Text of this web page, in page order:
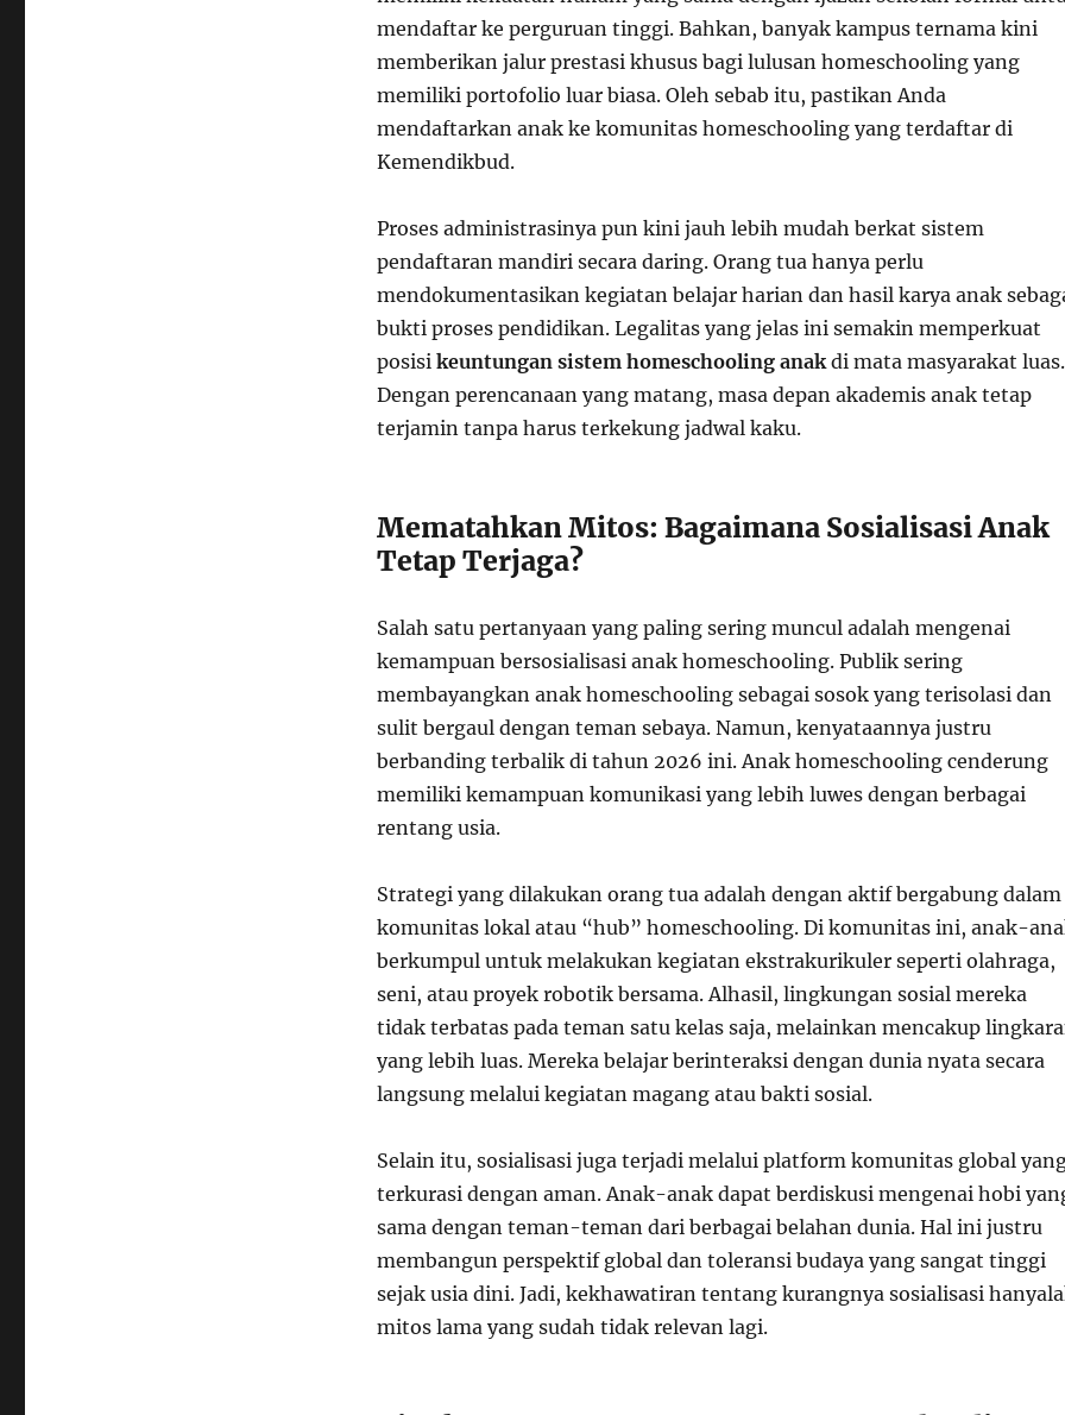
mendaftar ke perguruan tinggi. Bahkan, banyak kampus ternama kini
memberikan jalur prestasi khusus bagi lulusan homeschooling yang
memiliki portofolio luar biasa. Oleh sebab itu, pastikan Anda
mendaftarkan anak ke komunitas homeschooling yang terdaftar di
Kemendikbud.
Proses administrasinya pun kini jauh lebih mudah berkat sistem
pendaftaran mandiri secara daring. Orang tua hanya perlu
mendokumentasikan kegiatan belajar harian dan hasil karya anak
bukti proses pendidikan. Legalitas yang jelas ini semakin memperkuat
posisi keuntungan sistem homeschooling anakdi mata masyarakat luas.
Dengan perencanaan yang matang, masa depan akademis anak tetap
terjamin tanpa harus terkekung jadwal kaku.
Mematahkan Mitos: Bagaimana Sosialisasi Anak
Tetap Terjaga?
Salah satu pertanyaan yang paling sering muncul adalah mengenai
kemampuan bersosialisasi anak homeschooling. Publik sering
membayangkan anak homeschooling sebagai sosok yang terisolasi dan
sulit bergaul dengan teman sebaya. Namun, kenyataannya justru
berbanding terbalik di tahun 2026 ini. Anak homeschooling cenderung
memiliki kemampuan komunikasi yang lebih luwes dengan berbagai
rentang usia.
Strategi yang dilakukan orang tua adalah dengan aktif bergabung dalam
komunitas lokal atau “hub” homeschooling. Di komunitas ini, anak-
berkumpul untuk melakukan kegiatan ekstrakurikuler seperti olahraga,
seni, atau proyek robotik bersama. Alhasil, lingkungan sosial mereka
tidak terbatas pada teman satu kelas saja, melainkan mencakup
yang lebih luas. Mereka belajar berinteraksi dengan dunia nyata secara
langsung melalui kegiatan magang atau bakti sosial.
Selain itu, sosialisasi juga terjadi melalui platform komunitas global
terkurasi dengan aman. Anak-anak dapat berdiskusi mengenai hobi
sama dengan teman-teman dari berbagai belahan dunia. Hal ini justru
membangun perspektif global dan toleransi budaya yang sangat tinggi
sejak usia dini. Jadi, kekhawatiran tentang kurangnya sosialisasi
mitos lama yang sudah tidak relevan lagi.